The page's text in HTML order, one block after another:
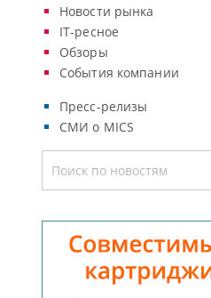
Новости рынка
IT-ресное
Обзоры
События компании
Пресс-релизы
СМИ о MICS